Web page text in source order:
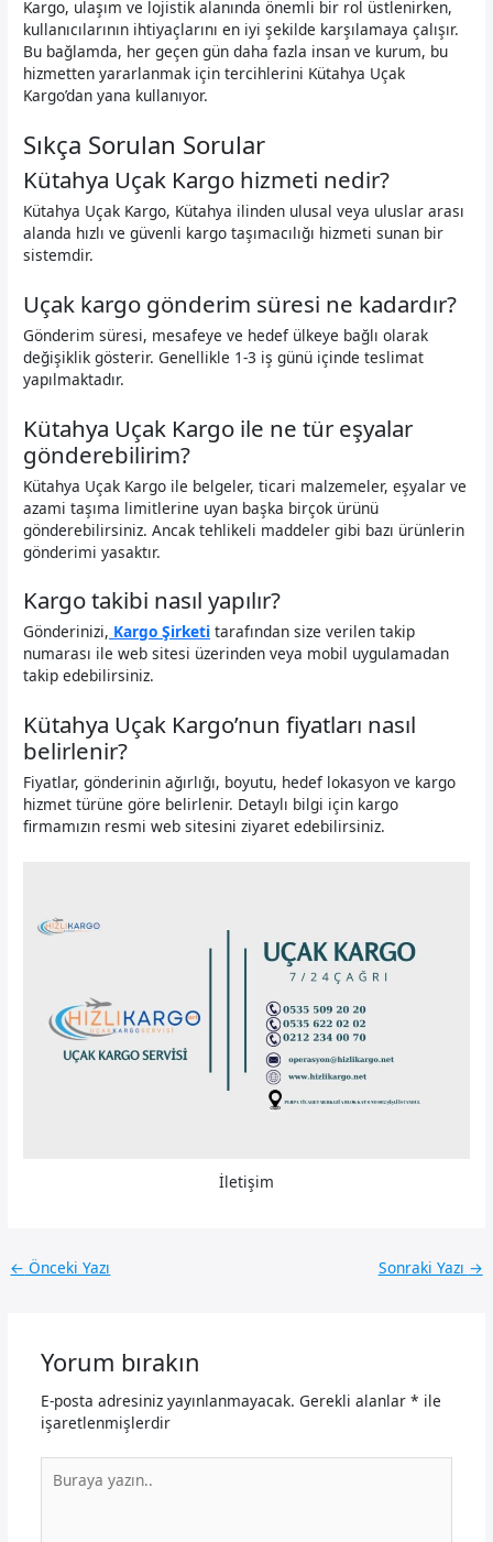
Kargo, ulaşım ve lojistik alanında önemli bir rol üstlenirken,
kullanıcılarının ihtiyaçlarını en iyi şekilde karşılamaya çalışır.
Bu bağlamda, her geçen gün daha fazla insan ve kurum, bu
hizmetten yararlanmak için tercihlerini Kütahya Uçak
Kargo’dan yana kullanıyor.
Sıkça Sorulan Sorular
Kütahya Uçak Kargo hizmeti nedir?
Kütahya Uçak Kargo, Kütahya ilinden ulusal veya uluslar arası
alanda hızlı ve güvenli kargo taşımacılığı hizmeti sunan bir
sistemdir.
Uçak kargo gönderim süresi ne kadardır?
Gönderim süresi, mesafeye ve hedef ülkeye bağlı olarak
değişiklik gösterir. Genellikle 1-3 iş günü içinde teslimat
yapılmaktadır.
Kütahya Uçak Kargo ile ne tür eşyalar
gönderebilirim?
Kütahya Uçak Kargo ile belgeler, ticari malzemeler, eşyalar ve
azami taşıma limitlerine uyan başka birçok ürünü
gönderebilirsiniz. Ancak tehlikeli maddeler gibi bazı ürünlerin
gönderimi yasaktır.
Kargo takibi nasıl yapılır?
Gönderinizi, Kargo Şirketi tarafından size verilen takip
numarası ile web sitesi üzerinden veya mobil uygulamadan
takip edebilirsiniz.
Kütahya Uçak Kargo’nun fiyatları nasıl
belirlenir?
Fiyatlar, gönderinin ağırlığı, boyutu, hedef lokasyon ve kargo
hizmet türüne göre belirlenir. Detaylı bilgi için kargo
firmamızın resmi web sitesini ziyaret edebilirsiniz.
İletişim
← Önceki Yazı Sonraki Yazı →
Yorum bırakın
E-posta adresiniz yayınlanmayacak. Gerekli alanlar * ile
işaretlenmişlerdir
yazın..